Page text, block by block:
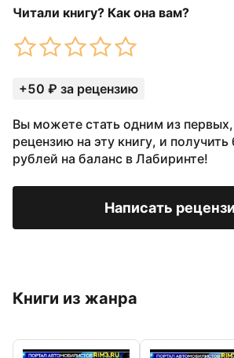
Читали книгу? Как она вам?
+50 ₽ за рецензию
Вы можете стать одним из
рецензию на эту книгу, и
рублей на баланс в Лабиринте!
Написать
Книги из жанра